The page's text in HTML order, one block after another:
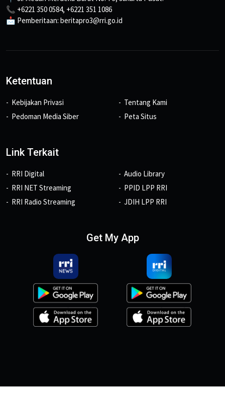
📞 +6221 350 0584, +6221 351 1086
📩 Pemberitaan: beritapro3@rri.go.id
Ketentuan
Kebijakan Privasi
Pedoman Media Siber
Tentang Kami
Peta Situs
Link Terkait
RRI Digital
RRI NET Streaming
RRI Radio Streaming
Audio Library
PPID LPP RRI
JDIH LPP RRI
Get My App